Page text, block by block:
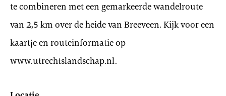
te combineren met een gemarkeerde wandelroute
van 2,5 km over de heide van Breeveen. Kijk voor een
kaartje en routeinformatie op
www.utrechtslandschap.nl.